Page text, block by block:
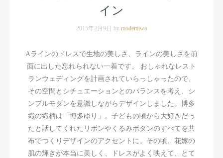
イン
2015年2月9日 by modemiwa
Aラインのドレスで生地の美しさ、ラインの美しさを前
面に出した忘れられない一着です。 おしゃれなレスト
ランウェディングを計画されていらっしゃったので、
その空間とシチュエーションとのバランスを考え、シ
ンプルモダンを意識しながらデザインしました。博多
織の織柄は「博多ゆり」。子どもの頃から大好きだっ
たと話してくれたリボンやくるみボタンのすべてを共
布でつくりデザインのアクセントに。その頃、花嫁の
肌の輝きが本当に美しく、ドレスがよく映えて、とて